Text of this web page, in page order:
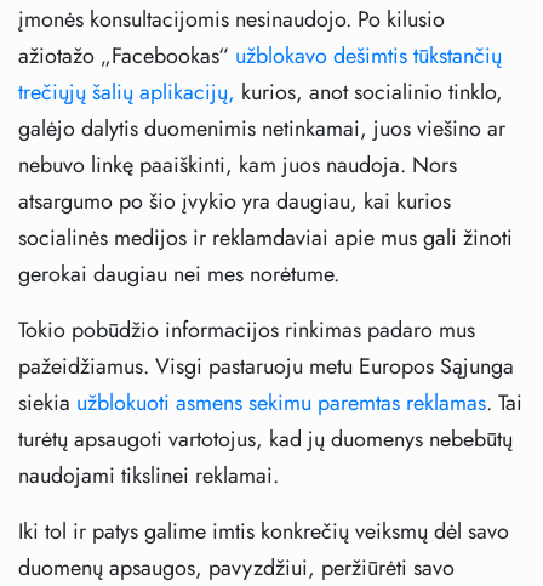
įmonės konsultacijomis nesinaudojo. Po kilusio
ažiotažo „Facebookas“ užblokavo dešimtis tūkstančių
trečiųjų šalių aplikacijų, kurios, anot socialinio tinklo,
galėjo dalytis duomenimis netinkamai, juos viešino ar
nebuvo linkę paaiškinti, kam juos naudoja. Nors
atsargumo po šio įvykio yra daugiau, kai kurios
socialinės medijos ir reklamdaviai apie mus gali žinoti
gerokai daugiau nei mes norėtume.
Tokio pobūdžio informacijos rinkimas padaro mus
pažeidžiamus. Visgi pastaruoju metu Europos Sąjunga
siekia užblokuoti asmens sekimu paremtas reklamas. Tai
turėtų apsaugoti vartotojus, kad jų duomenys nebebūtų
naudojami tikslinei reklamai.
Iki tol ir patys galime imtis konkrečių veiksmų dėl savo
duomenų apsaugos, pavyzdžiui, peržiūrėti savo